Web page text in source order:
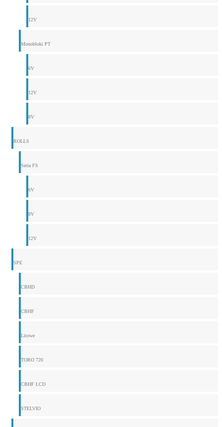
12V
Monobloki PT
6V
12V
8V
ROLLS
Seria FS
6V
8V
12V
SPE
CBHD
CBHF
Litowe
TORO 720
CBHF LCD
STELVIO